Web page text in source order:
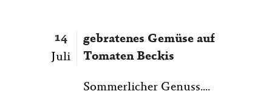
14
Juli
gebratenes Gemüse auf
Tomaten Beckis
Sommerlicher Genuss....